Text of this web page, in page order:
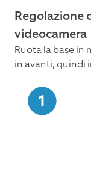
Regolazione
videocamera
Ruota la base in
in avanti, quindi